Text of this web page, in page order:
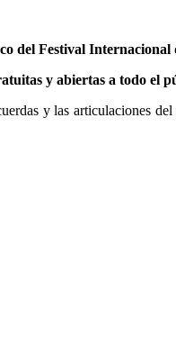
del Festival
y abiertas a todo el
y las articulaciones